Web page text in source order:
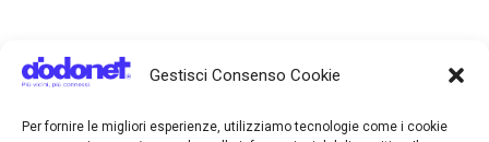
Gestisci Consenso Cookie
Per fornire le migliori esperienze, utilizziamo tecnologie come i cookie